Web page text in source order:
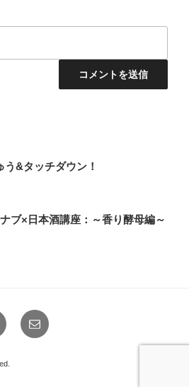
う&タッチダウン！
ブ×日本酒講座：～香り酵母編～
メ
ー